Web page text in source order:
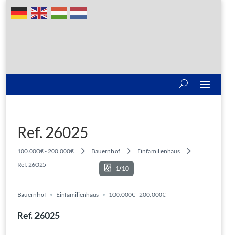
Ref. 26025
100.000€ - 200.000€ Bauernhof
Einfamilienhaus
Ref. 26025
1/10
Bauernhof Einfamilienhaus 100.000€ - 200.000€
Ref. 26025